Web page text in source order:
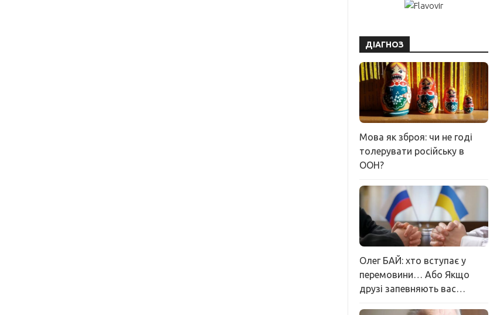
ДІАГНОЗ
Мова як зброя: чи не годі
толерувати російську в
ООН?
Олег БАЙ: хто вступає у
перемовини… Або Якщо
друзі запевняють вас…